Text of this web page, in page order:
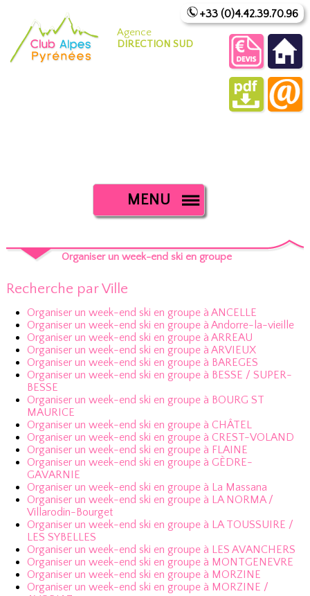
Agence
DIRECTION SUD
+33 (0)4.42.39.70.96
MENU
Organiser un week-end ski en groupe
Recherche par Ville
Organiser un week-end ski en groupe à ANCELLE
Organiser un week-end ski en groupe à Andorre-la-vieille
Organiser un week-end ski en groupe à ARREAU
Organiser un week-end ski en groupe à ARVIEUX
Organiser un week-end ski en groupe à BAREGES
Organiser un week-end ski en groupe à BESSE / SUPER-
BESSE
Organiser un week-end ski en groupe à BOURG ST
MAURICE
Organiser un week-end ski en groupe à CHÂTEL
Organiser un week-end ski en groupe à CREST-VOLAND
Organiser un week-end ski en groupe à FLAINE
Organiser un week-end ski en groupe à GÈDRE-
GAVARNIE
Organiser un week-end ski en groupe à La Massana
Organiser un week-end ski en groupe à LA NORMA /
Villarodin-Bourget
Organiser un week-end ski en groupe à LA TOUSSUIRE /
LES SYBELLES
Organiser un week-end ski en groupe à LES AVANCHERS
Organiser un week-end ski en groupe à MONTGENEVRE
Organiser un week-end ski en groupe à MORZINE
Organiser un week-end ski en groupe à MORZINE /